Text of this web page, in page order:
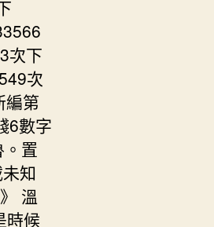
次下
次
編第
6數字
置
知
溫
時候